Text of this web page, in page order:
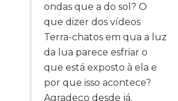
ondas que a do sol? O
que dizer dos vídeos
Terra-chatos em qua a luz
da lua parece esfriar o
que está exposto à ela e
por que isso acontece?
Agradeço desde já.